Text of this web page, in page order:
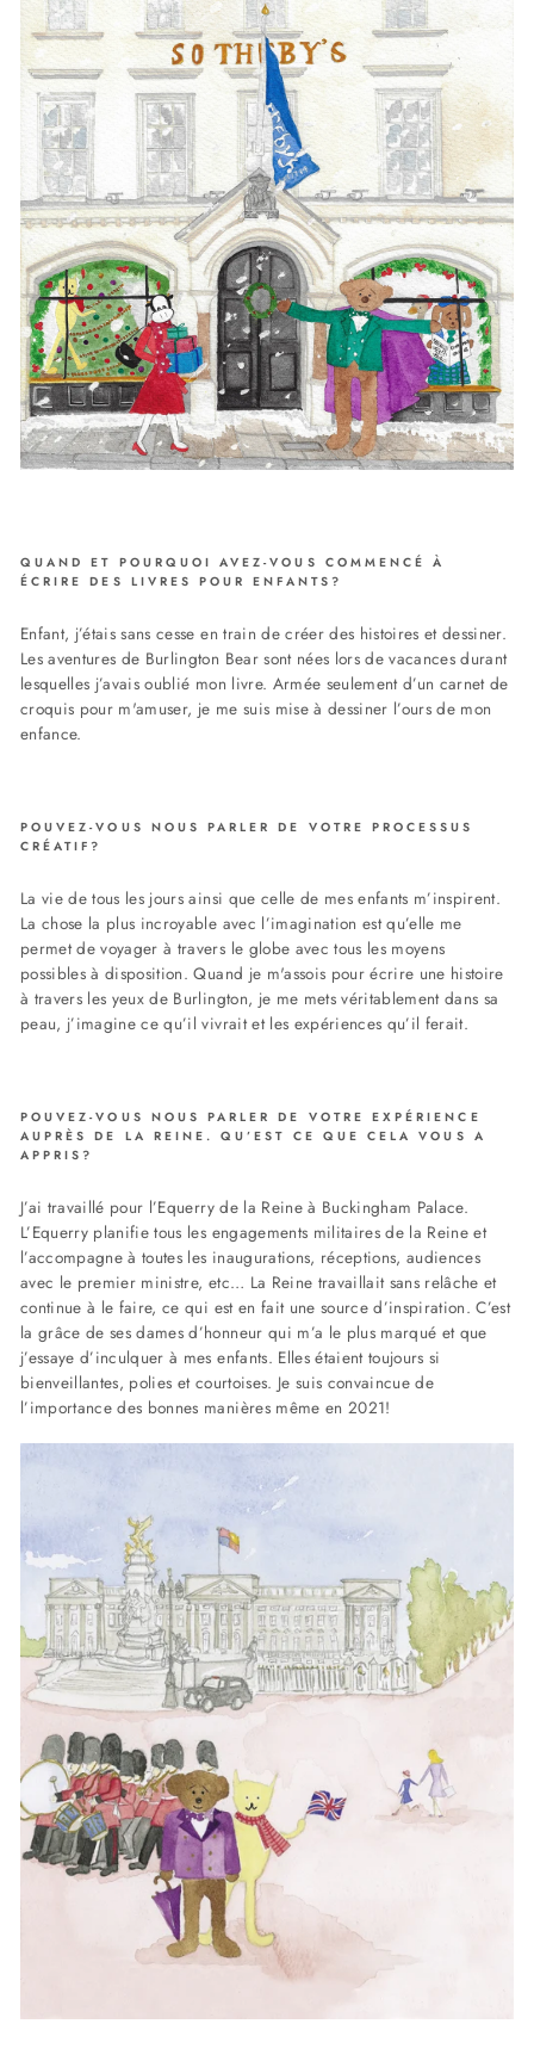
QUAND ET POURQUOI AVEZ-VOUS COMMENCÉ À
ÉCRIRE DES LIVRES POUR ENFANTS?
Enfant, j’étais sans cesse en train de créer des histoires et dessiner.
Les aventures de Burlington Bear sont nées lors de vacances durant
lesquelles j’avais oublié mon livre. Armée seulement d’un carnet de
croquis pour m'amuser, je me suis mise à dessiner l’ours de mon
enfance.
POUVEZ-VOUS NOUS PARLER DE VOTRE PROCESSUS
CRÉATIF?
La vie de tous les jours ainsi que celle de mes enfants m’inspirent.
La chose la plus incroyable avec l’imagination est qu’elle me
permet de voyager à travers le globe avec tous les moyens
possibles à disposition. Quand je m'assois pour écrire une histoire
à travers les yeux de Burlington, je me mets véritablement dans sa
peau, j’imagine ce qu’il vivrait et les expériences qu’il ferait.
POUVEZ-VOUS NOUS PARLER DE VOTRE EXPÉRIENCE
AUPRÈS DE LA REINE. QU’EST CE QUE CELA VOUS A
APPRIS?
J’ai travaillé pour l’Equerry de la Reine à Buckingham Palace.
L’Equerry planifie tous les engagements militaires de la Reine et
l’accompagne à toutes les inaugurations, réceptions, audiences
avec le premier ministre, etc… La Reine travaillait sans relâche et
continue à le faire, ce qui est en fait une source d’inspiration. C’est
la grâce de ses dames d’honneur qui m’a le plus marqué et que
j’essaye d’inculquer à mes enfants. Elles étaient toujours si
bienveillantes, polies et courtoises. Je suis convaincue de
l’importance des bonnes manières même en 2021!